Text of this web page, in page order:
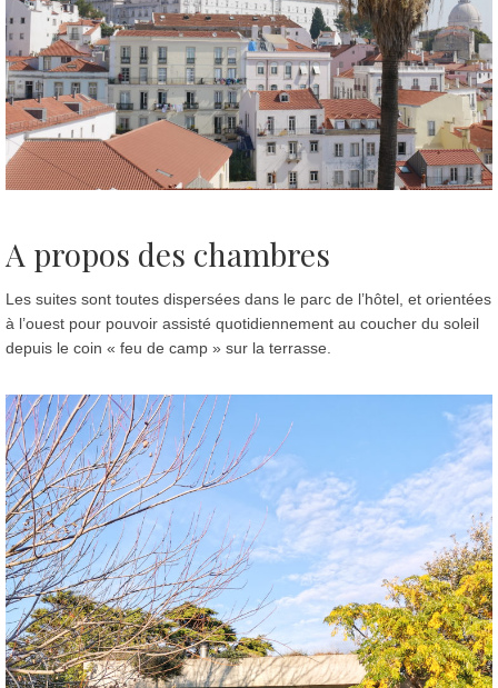
A propos des chambres
Les suites sont toutes dispersées dans le parc de l’hôtel, et orientées
à l’ouest pour pouvoir assisté quotidiennement au coucher du soleil
depuis le coin « feu de camp » sur la terrasse.